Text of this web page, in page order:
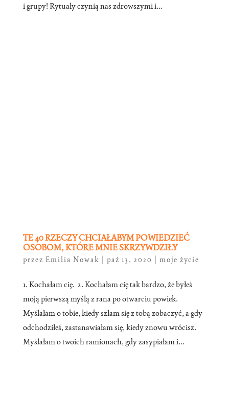
i grupy! Rytuały czynią nas zdrowszymi i...
TE 40 RZECZY CHCIAŁABYM POWIEDZIEĆ
OSOBOM, KTÓRE MNIE SKRZYWDZIŁY
przez Emilia Nowak paź 13, 2020 moje życie
1. Kochałam cię. 2. Kochałam cię tak bardzo, że byłeś
moją pierwszą myślą z rana po otwarciu powiek.
Myślałam o tobie, kiedy szłam się z tobą zobaczyć, a gdy
odchodziłeś, zastanawiałam się, kiedy znowu wrócisz.
Myślałam o twoich ramionach, gdy zasypiałam i...